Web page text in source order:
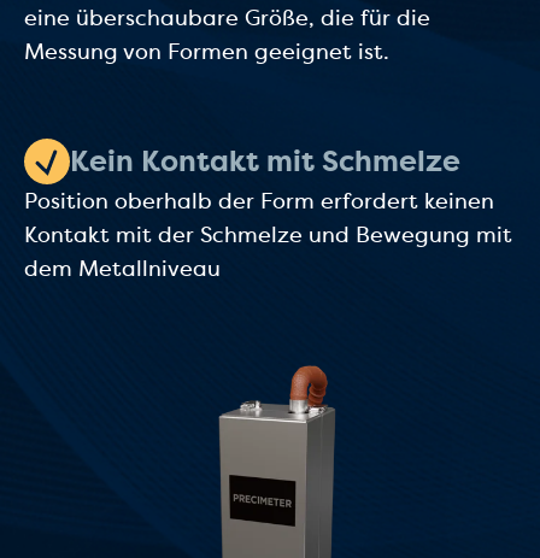
eine überschaubare Größe, die für die
Messung von Formen geeignet ist.
Kein Kontakt mit Schmelze
Position oberhalb der Form erfordert keinen
Kontakt mit der Schmelze und Bewegung mit
dem Metallniveau